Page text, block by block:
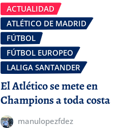
ACTUALIDAD
ATLÉTICO DE MADRID
FÚTBOL
FÚTBOL EUROPEO
LALIGA SANTANDER
El Atlético se mete en
Champions a toda costa
manulopezfdez